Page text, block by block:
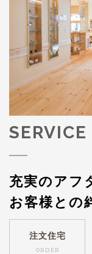
SERVICE
充実のアフ
お客様との
注文住宅
ORDER